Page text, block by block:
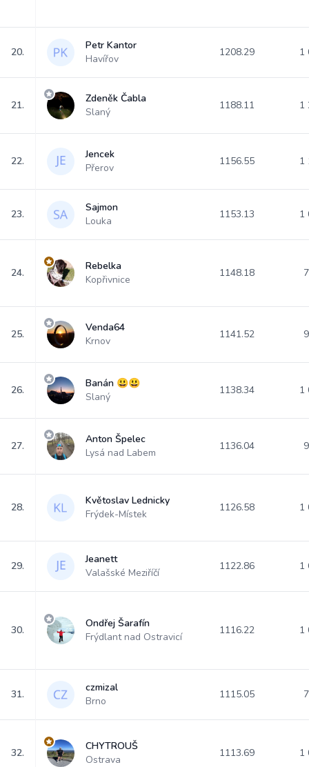
20.
Petr Kantor
Havířov
1208.29 1
21.
Zdeněk Čabla
Slaný
1188.11 1
22.
Jencek
Přerov
1156.55 1
23.
Sajmon
Louka
1153.13 1
24.
Rebelka
Kopřivnice
1148.18
25.
Venda64
Krnov
1141.52
26.
Banán 😃😃
Slaný
1138.34 1
27.
Anton Špelec
Lysá nad Labem
1136.04
28.
Květoslav Lednicky
Frýdek-Místek
1126.58 1
29.
Jeanett
Valašské Meziříčí
1122.86 1
30.
Ondřej Šarafín
Frýdlant nad Ostravicí
1116.22 1
31.
czmizal
Brno
1115.05
32.
CHYTROUŠ
Ostrava
1113.69 1